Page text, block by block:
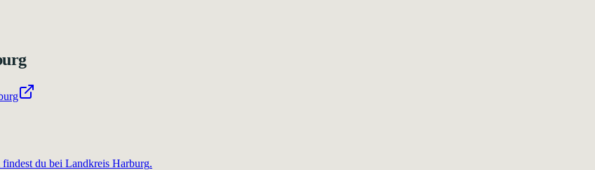
du bei Landkreis Harburg.